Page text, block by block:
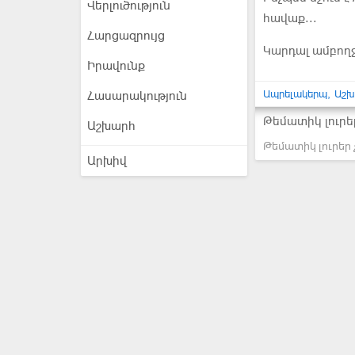
Վերլուծություն
Հարցազրույց
Իրավունք
Հասարակություն
Աշխարհ
Արխիվ
հավաք...
Կարդալ
Ապրելակերպ
Թեմատիկ
Թեմատիկ լուրեր